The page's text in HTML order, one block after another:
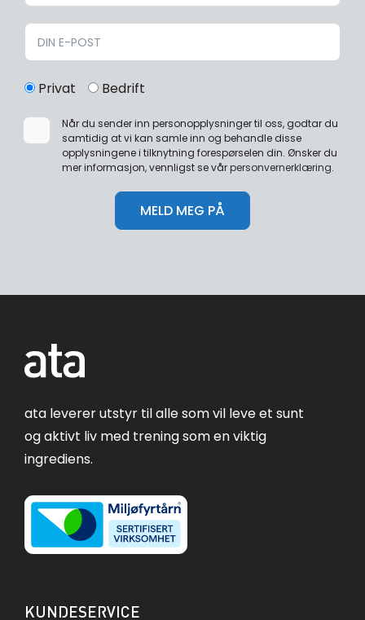
Privat Bedrift
Når du sender inn personopplysninger til oss, godtar du
samtidig at vi kan samle inn og behandle disse
opplysningene i tilknytning forespørselen din. Ønsker du
mer informasjon, vennligst se vårpersonvernerklæring.
ata leverer utstyr til alle som vil leve et sunt
og aktivt liv med trening som en viktig
ingrediens.
KUNDESERVICE